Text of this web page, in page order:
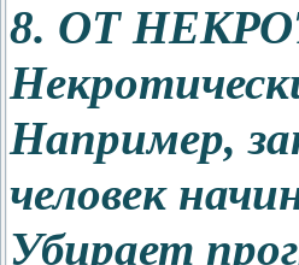
8. ОТ
Например,
человек
Убирает